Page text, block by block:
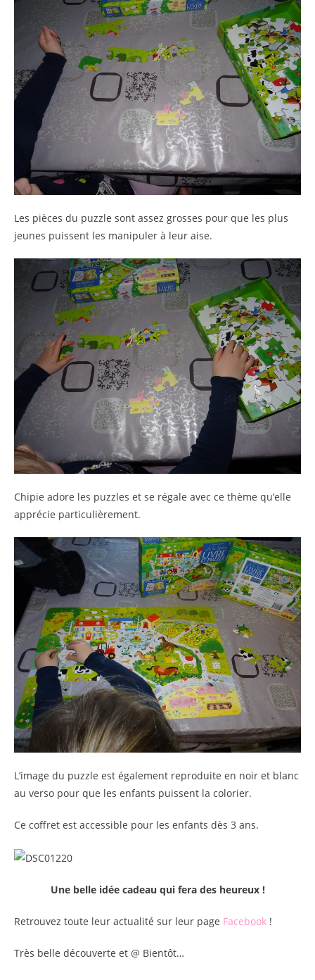
Les pièces du puzzle sont assez grosses pour que les plus
jeunes puissent les manipuler à leur aise.
Chipie adore les puzzles et se régale avec ce thème qu’elle
apprécie particulièrement.
L’image du puzzle est également reproduite en noir et blanc
au verso pour que les enfants puissent la colorier.
Ce coffret est accessible pour les enfants dès 3 ans.
Une belle idée cadeau qui fera des heureux !
Retrouvez toute leur actualité sur leur page Facebook !
Très belle découverte et @ Bientôt…